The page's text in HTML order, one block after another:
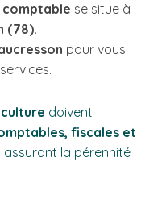
se situe à
(78).
pour vous
culture doivent
fiscales et
la pérennité